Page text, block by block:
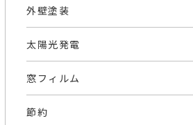
外壁塗装
太陽光発電
窓フィルム
節約